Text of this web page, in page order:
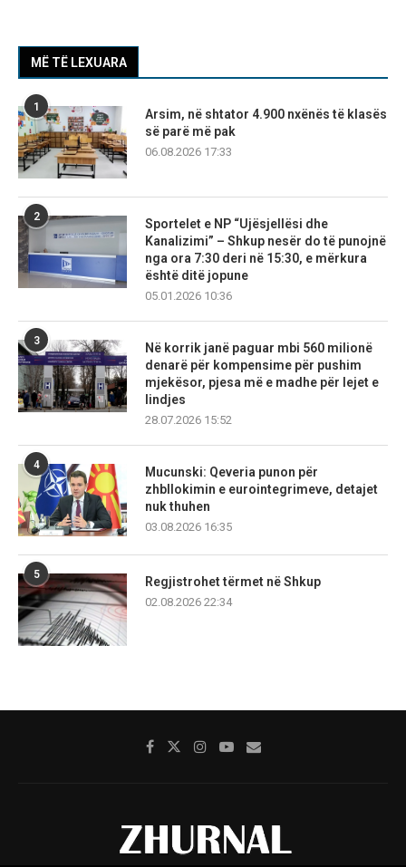
MË TË LEXUARA
1
Arsim, në shtator 4.900 nxënës të klasës
së parë më pak
06.08.2026 17:33
2
Sportelet e NP “Ujësjellësi dhe
Kanalizimi” – Shkup nesër do të punojnë
nga ora 7:30 deri në 15:30, e mërkura
është ditë jopune
05.01.2026 10:36
3
Në korrik janë paguar mbi 560 milionë
denarë për kompensime për pushim
mjekësor, pjesa më e madhe për lejet e
lindjes
28.07.2026 15:52
4
Mucunski: Qeveria punon për
zhbllokimin e eurointegrimeve, detajet
nuk thuhen
03.08.2026 16:35
5
Regjistrohet tërmet në Shkup
02.08.2026 22:34